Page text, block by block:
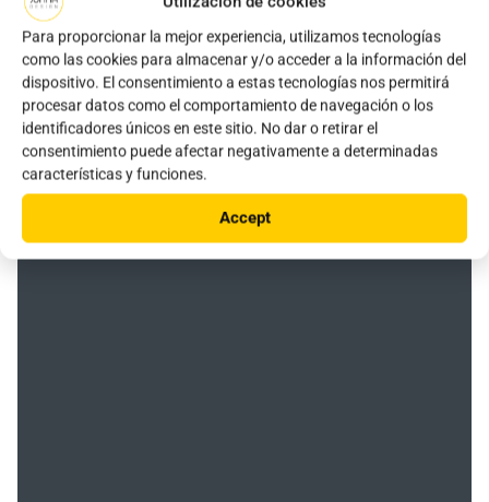
Para proporcionar la mejor experiencia, utilizamos tecnologías
como las cookies para almacenar y/o acceder a la información del
dispositivo. El consentimiento a estas tecnologías nos permitirá
procesar datos como el comportamiento de navegación o los
identificadores únicos en este sitio. No dar o retirar el
consentimiento puede afectar negativamente a determinadas
características y funciones.
Accept
Nuestras instalaciones
en el mundo
Todos Norteamérica América del Sur